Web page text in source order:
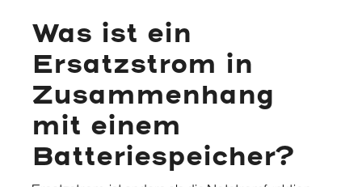
Was ist ein
Ersatzstrom in
Zusammenhang
mit einem
Batteriespeicher?